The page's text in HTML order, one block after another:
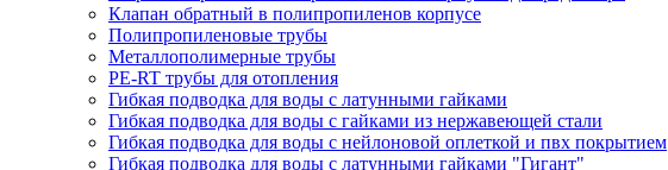
Клапан обратный в полипропиленов корпусе
Полипропиленовые трубы
Металлополимерные трубы
PE-RT трубы для отопления
Гибкая подводка для воды с латунными гайками
Гибкая подводка для воды с гайками из нержавеющей стали
Гибкая подводка для воды с нейлоновой оплеткой и пвх покрытием
Гибкая подводка для воды с латунными гайками "Гигант"